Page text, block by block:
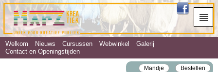
Welkom Nieuws Cursussen Webwinkel
Galerij
Contact en Openingstijden
Mandje Bestellen